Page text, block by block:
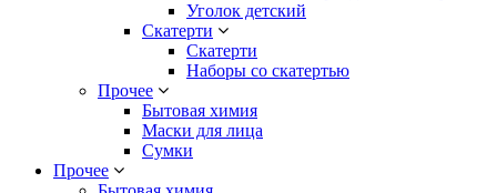
Уголок детский
Скатерти
Скатерти
Наборы со скатертью
Прочее
Бытовая химия
Маски для лица
Сумки
Прочее